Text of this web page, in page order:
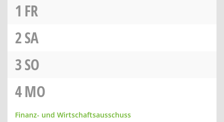
1 FR
2SA
3SO
4MO
Finanz- und Wirtschaftsausschuss